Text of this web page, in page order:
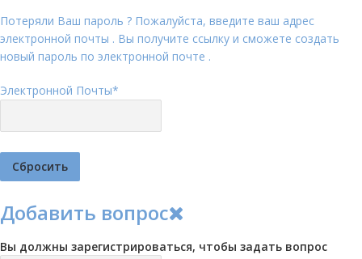
Потеряли Ваш пароль ? Пожалуйста, введите ваш адрес
электронной почты . Вы получите ссылку и сможете создать
новый пароль по электронной почте .
Электронной Почты*
Добавить вопрос
Вы должны зарегистрироваться, чтобы задать вопрос